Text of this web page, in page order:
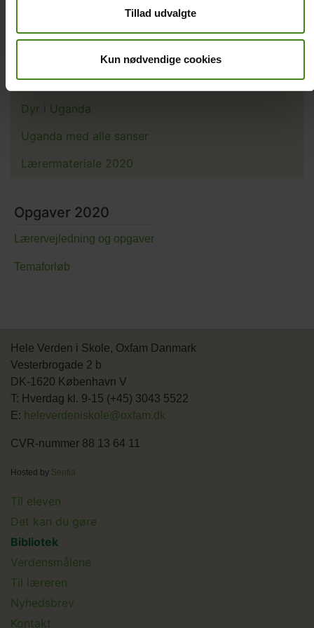
Tillad udvalgte
Kun nødvendige cookies
Natur og klima
Dyr i Uganda
Uganda med alle sanser
Lærermateriale 2020
Opgaver 2020
Lærervejledning og opgaver
Temaforløb
Hele Verden i Skole, Oxfam Danmark
Vesterbrogade 2 b
DK-1620 København V
T: Hverdag kl. 9-15 (+45) 3043 5522
E: heleverdeniskole@oxfam.dk
CVR-nummer 88 13 64 11
Hosted by Sentia
Main
menu
Til eleven
Det kan du gøre
Bibliotek
Verdensmålene
Til læreren
Main
Nyhedsbrev
Kontakt